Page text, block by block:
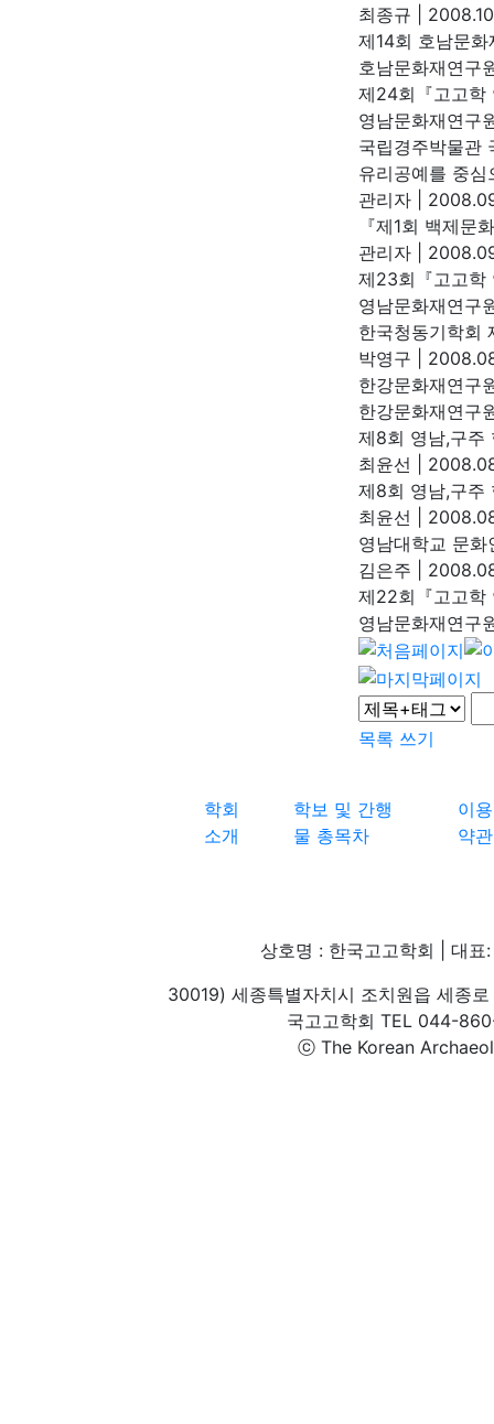
최종규
제14회 호남문
호남문화재연구
제24회『고고학
영남문화재연구
국립경주박물관
유리공예를 중심
관리자
『제1회 백제문
관리자
제23회『고고학
영남문화재연구
한국청동기학회
박영구
한강문화재연구
한강문화재연구
제8회 영남,구주
최윤선
제8회 영남,구주
최윤선
영남대학교 문
김은주
제22회『고고학
영남문화재연구
목록 쓰기
학회
소개
학보 및 간행
물 총목차
이용
약관
상호명 : 한국고고학회 | 대
30019) 세종특별자치시 조치원읍 세종
국고고학회 TEL 044-
ⓒ The Korean